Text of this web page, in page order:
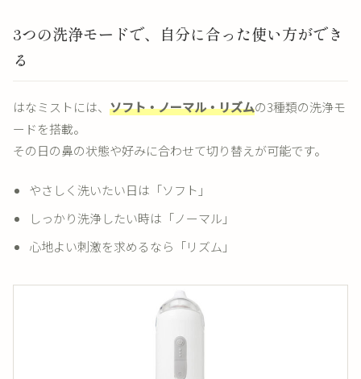
3つの洗浄モードで、自分に合った使い方ができ
る
はなミストには、 ソフト・ノーマル・リズムの3種類の洗浄モ
ードを搭載。
その日の鼻の状態や好みに合わせて切り替えが可能です。
やさしく洗いたい日は「ソフト」
しっかり洗浄したい時は「ノーマル」
心地よい刺激を求めるなら「リズム」